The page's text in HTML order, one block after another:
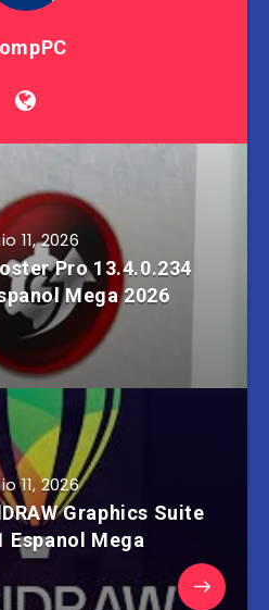
11, 2026
Pro 13.4.0.234
Mega 2026
11, 2026
Graphics Suite
Espanol Mega